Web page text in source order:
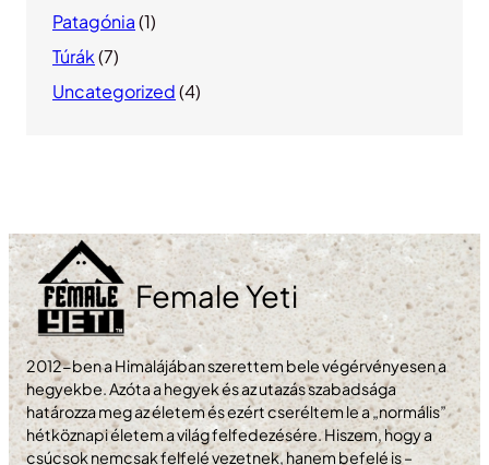
Patagónia(1)
Túrák(7)
Uncategorized(4)
Female Yeti
2012-ben a Himalájában szerettem bele végérvényesen a
hegyekbe. Azóta a hegyek és az utazás szabadsága
határozza meg az életem és ezért cseréltem le a „normális”
hétköznapi életem a világ felfedezésére. Hiszem, hogy a
csúcsok nemcsak felfelé vezetnek, hanem befelé is –